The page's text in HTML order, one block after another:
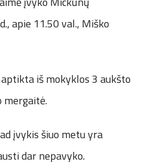
apie 11.50 val., Miško
iš mokyklos 3 aukšto
mergaitė.
įvykis šiuo metu yra
dar nepavyko.